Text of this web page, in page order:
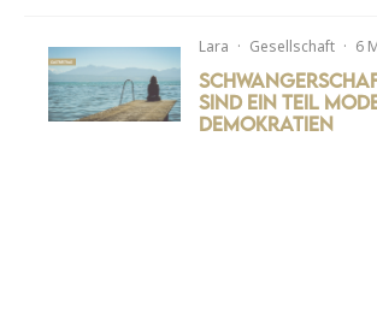
Lara · Gesellschaft · 6
sind ein Teil
Demokratien